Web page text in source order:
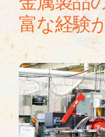
富な経験